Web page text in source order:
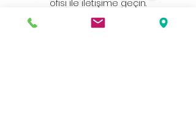
ofisi ile iletişime geçin.